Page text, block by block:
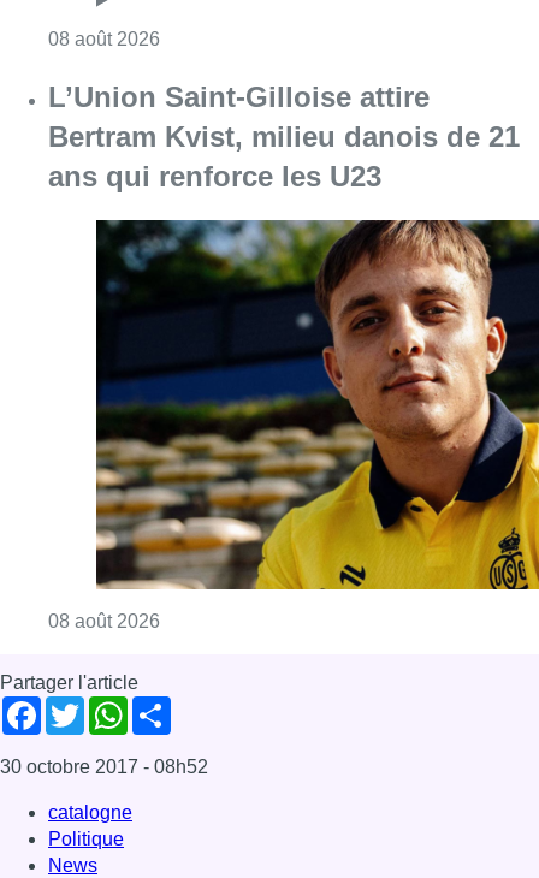
08 août 2026
L’Union Saint-Gilloise attire
Bertram Kvist, milieu danois de 21
ans qui renforce les U23
08 août 2026
Partager l'article
Facebook
TwitterWhatsApp
30 octobre 2017 - 08h52
catalogne
Politique
News